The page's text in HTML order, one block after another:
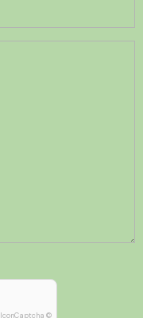
IconCaptcha ©